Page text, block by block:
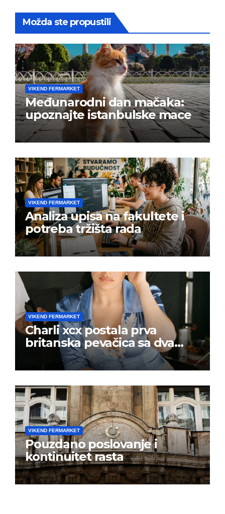
Možda ste propustili
VIKEND FERMARKET
Međunarodni dan mačaka:
upoznajte istanbulske mace
VIKEND FERMARKET
Analiza upisa na fakultete i
potreba tržišta rada
VIKEND FERMARKET
Charli xcx postala prva
britanska pevačica sa dva
albuma na prvom mestu u
istoj kalendarskoj godini
VIKEND FERMARKET
Pouzdano poslovanje i
kontinuitet rasta